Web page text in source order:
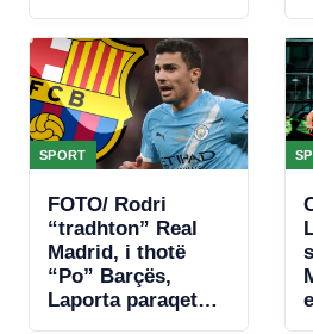
hante, kishte
hequr dorë
SPORT
FOTO/ Rodri
“tradhton” Real
Madrid, i thotë
“Po” Barçës,
Laporta paraqet